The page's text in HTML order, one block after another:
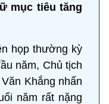
mục tiêu tăng
họp thường kỳ
năm, Chủ tịch
Khắng nhấn
năm rất nặng